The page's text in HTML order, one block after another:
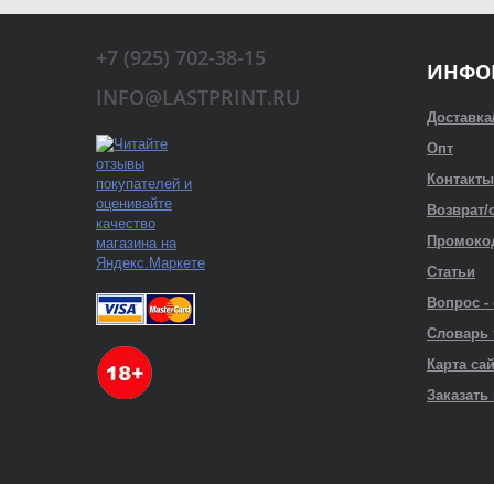
+7 (925) 702-38-15
INFO@LASTPRINT.RU
Опт
Контакты
Статьи
Вопрос -
Словарь
Карта